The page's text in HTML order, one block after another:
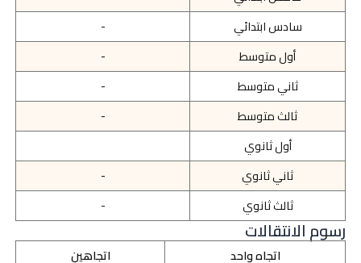
سادس ابتدائي
-
أول متوسط
-
ثاني متوسط
-
ثالث متوسط
-
أول ثانوي
ثاني ثانوي
-
ثالث ثانوي
-
رسوم الانتقالات
اتجاه واحد
اتجاهين